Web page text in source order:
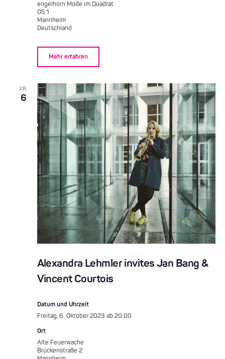
engelhorn Mode im Quadrat
O5 1
Mannheim
Deutschland
Mehr erfahren
FR.
6
Alexandra Lehmler invites Jan Bang &
Vincent Courtois
Datum und Uhrzeit
Freitag, 6. Oktober 2023 ab 20:00
Ort
Alte Feuerwache
Brückenstraße 2